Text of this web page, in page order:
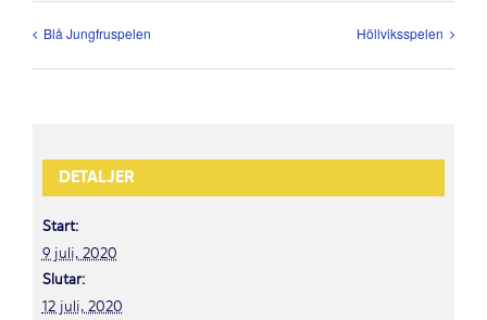
Blå Jungfruspelen Höllviksspelen
DETALJER
Start:
9 juli, 2020
Slutar:
12 juli, 2020